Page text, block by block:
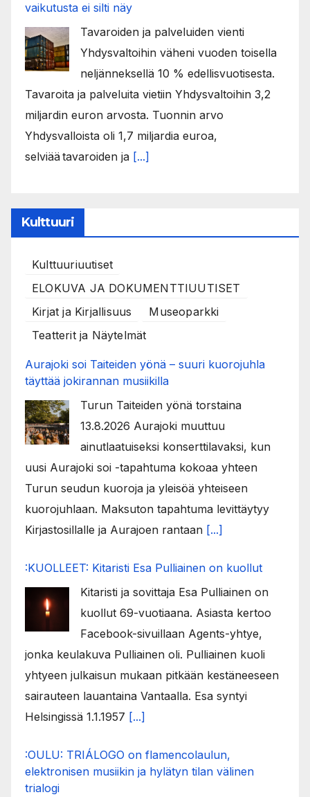
vaikutusta ei silti näy
Tavaroiden ja palveluiden vienti
Yhdysvaltoihin väheni vuoden toisella
neljänneksellä 10 % edellisvuotisesta.
Tavaroita ja palveluita vietiin Yhdysvaltoihin 3,2
miljardin euron arvosta. Tuonnin arvo
Yhdysvalloista oli 1,7 miljardia euroa,
selviää tavaroiden ja [...]
Kulttuuri
Kulttuuriuutiset
ELOKUVA JA DOKUMENTTIUUTISET
Kirjat ja Kirjallisuus
Museoparkki
Teatterit ja Näytelmät
Aurajoki soi Taiteiden yönä – suuri kuorojuhla
täyttää jokirannan musiikilla
Turun Taiteiden yönä torstaina
13.8.2026 Aurajoki muuttuu
ainutlaatuiseksi konserttilavaksi, kun
uusi Aurajoki soi -tapahtuma kokoaa yhteen
Turun seudun kuoroja ja yleisöä yhteiseen
kuorojuhlaan. Maksuton tapahtuma levittäytyy
Kirjastosillalle ja Aurajoen rantaan [...]
:KUOLLEET: Kitaristi Esa Pulliainen on kuollut
Kitaristi ja sovittaja Esa Pulliainen on
kuollut 69-vuotiaana. Asiasta kertoo
Facebook-sivuillaan Agents-yhtye,
jonka keulakuva Pulliainen oli. Pulliainen kuoli
yhtyeen julkaisun mukaan pitkään kestäneeseen
sairauteen lauantaina Vantaalla. Esa syntyi
Helsingissä 1.1.1957 [...]
:OULU: TRIÁLOGO on flamencolaulun,
elektronisen musiikin ja hylätyn tilan välinen
trialogi